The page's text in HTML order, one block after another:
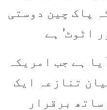
پاک چین دوستی
اٹوٹ’ ہے
ہے جب امریکہ
تنازعہ ایک
برقرار